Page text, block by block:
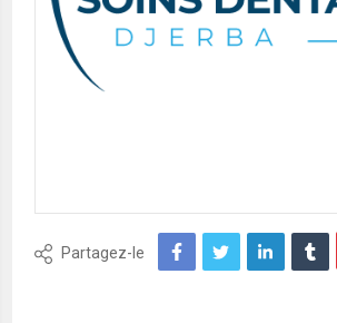
Partagez-le